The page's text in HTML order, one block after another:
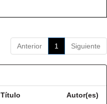
Anterior 1 Siguiente
Título Autor(es)